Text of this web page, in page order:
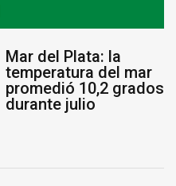
Mar del Plata: la
temperatura del mar
promedió 10,2 grados
durante julio